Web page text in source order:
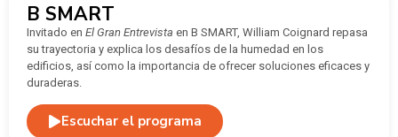
B SMART
Invitado en El Gran Entrevista en B SMART, William Coignard repasa
su trayectoria y explica los desafíos de la humedad en los
edificios, así como la importancia de ofrecer soluciones eficaces y
duraderas.
Escuchar el programa